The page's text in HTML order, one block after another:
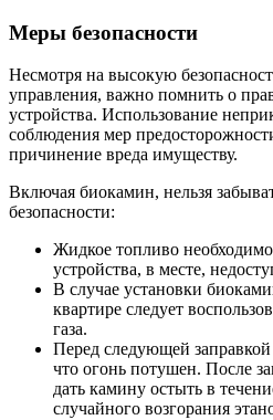
Меры безопасности
Несмотря на высокую
управления, важно помнить о
устройства. Использование
соблюдения мер
причинение вреда имуществу.
Включая биокамин, нельзя
безопасности:
Жидкое топливо
устройства, в месте,
В случае установки
квартире следует
газа.
Перед следующей
что огонь потушен. После
дать камину остыть в
случайного возгорания